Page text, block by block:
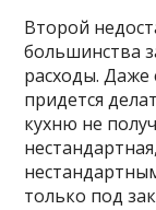
Второй
большинства
расходы. Даже
придется
кухню не
только под